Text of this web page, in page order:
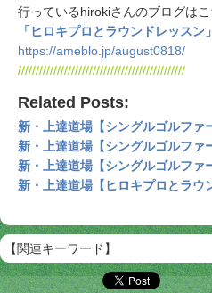
行っているhirokiさんのブログはこ
「ヒロキプロとラウンドレッスン」
https://ameblo.jp/august0818/
///////////////////////////////////////////////
Related Posts:
新・上達道場【シングルゴルフ
新・上達道場【シングルゴルフ
新・上達道場【シングルゴルフ
新・上達道場【ヒロキプロとラ
【関連キーワード】